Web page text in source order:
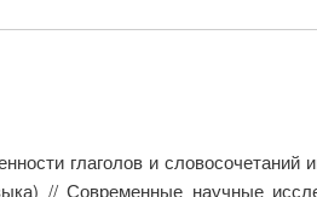
глаголов и
// Современные научные